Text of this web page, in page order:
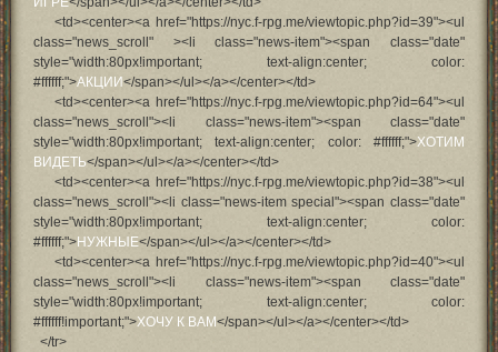
<td><center><a href="https://nyc.f-rpg.me/viewtopic.php?id=39"><ul
class="news_scroll" ><li class="news-item"><span class="date"
style="width:80px!important; text-align:center; color:
#ffffff;">АКЦИИ</span></ul></a></center></td>
<td><center><a href="https://nyc.f-rpg.me/viewtopic.php?id=64"><ul
class="news_scroll"><li class="news-item"><span class="date"
style="width:80px!important; text-align:center; color: #ffffff;">ХОТИМ
ВИДЕТЬ</span></ul></a></center></td>
<td><center><a href="https://nyc.f-rpg.me/viewtopic.php?id=38"><ul
class="news_scroll"><li class="news-item special"><span class="date"
style="width:80px!important; text-align:center; color:
#ffffff;">НУЖНЫЕ</span></ul></a></center></td>
<td><center><a href="https://nyc.f-rpg.me/viewtopic.php?id=40"><ul
class="news_scroll"><li class="news-item"><span class="date"
style="width:80px!important; text-align:center; color:
#ffffff!important;">ХОЧУ К ВАМ</span></ul></a></center></td>
</tr>